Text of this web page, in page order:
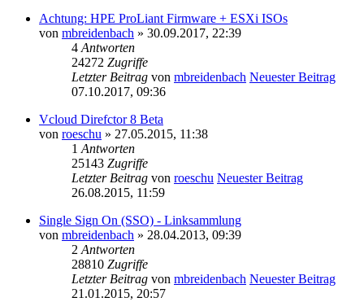
Achtung: HPE ProLiant Firmware + ESXi ISOs
von mbreidenbach » 30.09.2017, 22:39
4 Antworten
24272 Zugriffe
Letzter Beitrag von mbreidenbach Neuester Beitrag
07.10.2017, 09:36
Vcloud Direfctor 8 Beta
von roeschu » 27.05.2015, 11:38
1 Antworten
25143 Zugriffe
Letzter Beitrag von roeschu Neuester Beitrag
26.08.2015, 11:59
Single Sign On (SSO) - Linksammlung
von mbreidenbach » 28.04.2013, 09:39
2 Antworten
28810 Zugriffe
Letzter Beitrag von mbreidenbach Neuester Beitrag
21.01.2015, 20:57